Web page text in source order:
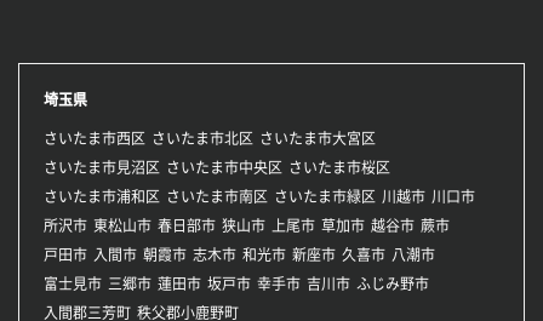
埼玉県
さいたま市西区 さいたま市北区
さいたま市大宮区
さいたま市見沼区
さいたま市中央区
さいたま市桜区
さいたま市浦和区
さいたま市南区 さいたま市緑区 川越市 川口市
所沢市 東松山市 春日部市 狭山市 上尾市 草加市 越谷市 蕨市
戸田市 入間市 朝霞市 志木市 和光市 新座市 久喜市 八潮市
富士見市 三郷市 蓮田市 坂戸市 幸手市 吉川市 ふじみ野市
入間郡三芳町 秩父郡小鹿野町